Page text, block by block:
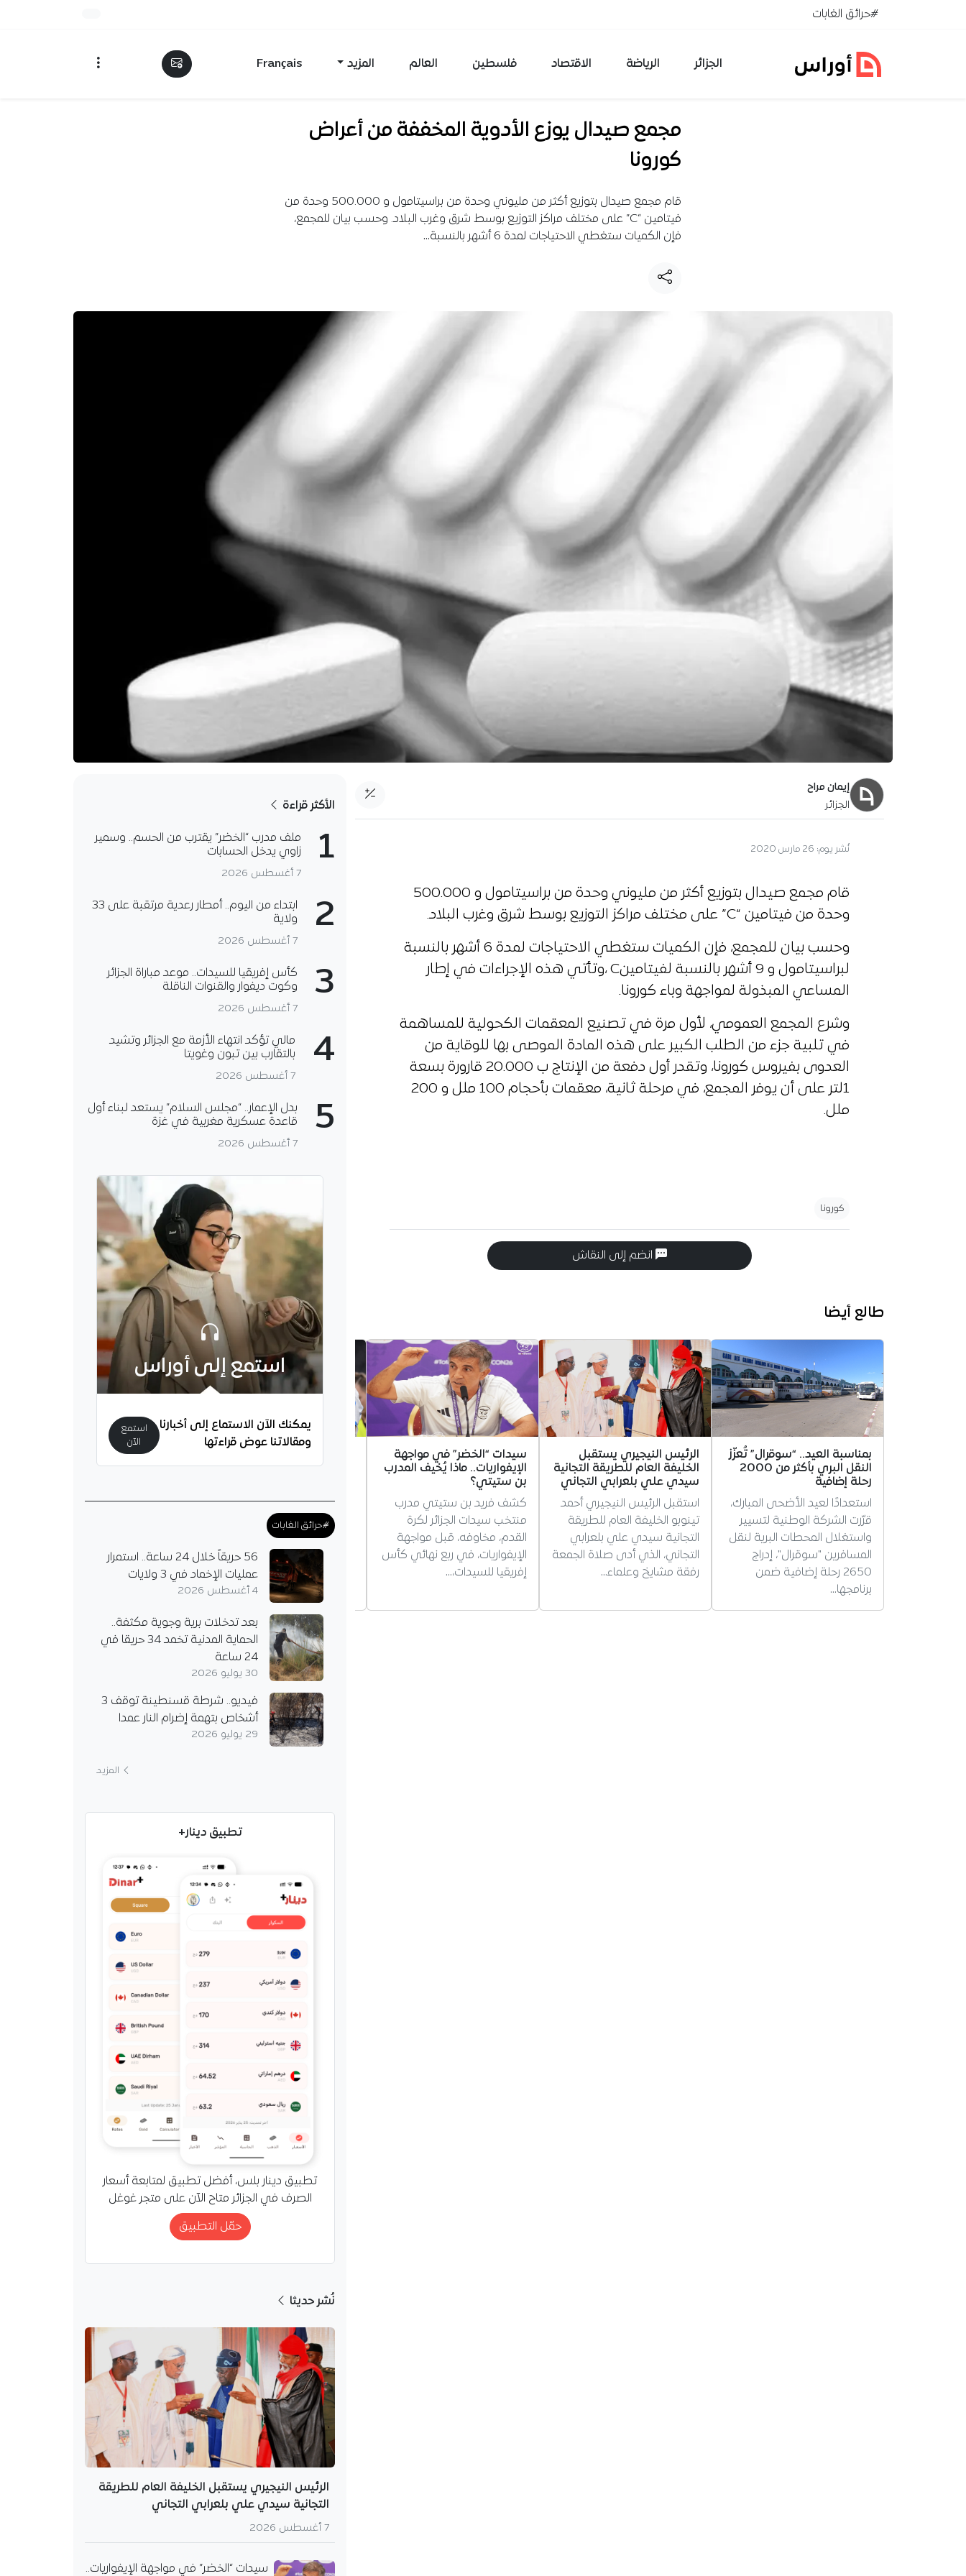
تخطي إلى المحتوى#حرائق الغابات
الجزائر الرياضة الاقتصاد فلسطين العالم المزيد Français
مجمع صيدال يوزع الأدوية المخففة من أعراض
كورونا
قام مجمع صيدال بتوزيع أكثر من مليوني وحدة من براسيتامول و 500.000 وحدة من
فيتامين “C” على مختلف مراكز التوزيع بوسط شرق وغرب البلاد. وحسب بيان للمجمع،
فإن الكميات ستغطي الاحتياجات لمدة 6 أشهر بالنسبة…
إيمان مراح
الجزائر
نُشر يوم: 26 مارس 2020
قام مجمع صيدال بتوزيع أكثر من مليوني وحدة من براسيتامول و 500.000
وحدة من فيتامين “C” على مختلف مراكز التوزيع بوسط شرق وغرب البلاد.
وحسب بيان للمجمع، فإن الكميات ستغطي الاحتياجات لمدة 6 أشهر بالنسبة
لبراسيتامول و 9 أشهر بالنسبة لفيتامينC ،وتأتي هذه الإجراءات في إطار
المساعي المبذولة لمواجهة وباء كورونا.
وشرع المجمع العمومي، لأول مرة في تصنيع المعقمات الكحولية للمساهمة
في تلبية جزء من الطلب الكبير على هذه المادة الموصى بها للوقاية من
العدوى بفيروس كورونا، وتقدر أول دفعة من الإنتاج ب 20.000 قارورة بسعة
1لتر على أن يوفر المجمع، في مرحلة ثانية، معقمات بأحجام 100 ملل و 200
ملل.
كورونا
انضم إلى النقاش
طالع أيضا
بمناسبة العيد.. “سوقرال” تُعزّز
النقل البري بأكثر من 2000
رحلة إضافية
استعدادًا لعيد الأضحى المبارك،
قرّرت الشركة الوطنية لتسيير
واستغلال المحطات البرية لنقل
المسافرين "سوقرال"، إدراج
2650 رحلة إضافية ضمن
برنامجها…
الرئيس النيجيري يستقبل
الخليفة العام للطريقة التجانية
سيدي علي بلعرابي التجاني
استقبل الرئيس النيجيري أحمد
تينوبو الخليفة العام للطريقة
التجانية سيدي علي بلعرابي
التجاني، الذي أدى صلاة الجمعة
رفقة مشايخ وعلماء…
سيدات “الخضر” في مواجهة
الإيفواريات.. ماذا يُخيف المدرب
بن ستيتي؟
كشف فريد بن ستيتي مدرب
منتخب سيدات الجزائر لكرة
القدم، مخاوفه، قبل مواجهة
الإيفواريات، في ربع نهائي كأس
إفريقيا للسيدات،…
مستقبله.. هل يُريد مغادرة
أجاب الدولي الجزائري أمين
غويري، على أسئلة تتعلق
بمستقبله مع مرسيليا، لكن لم
يؤكد بقاءه مع الفريق، بل تحدث
الأكثر قراءة
1
ملف مدرب “الخضر” يقترب من الحسم.. وسمير
زاوي يدخل الحسابات
7 أغسطس 2026
2
ابتداء من اليوم.. أمطار رعدية مرتقبة على 33
ولاية
7 أغسطس 2026
3
كأس إفريقيا للسيدات.. موعد مباراة الجزائر
وكوت ديفوار والقنوات الناقلة
7 أغسطس 2026
4
مالي تؤكد انتهاء الأزمة مع الجزائر وتشيد
بالتقارب بين تبون وغويتا
7 أغسطس 2026
5
بدل الإعمار.. “مجلس السلام” يستعد لبناء أول
قاعدة عسكرية مغربية في غزة
7 أغسطس 2026
استمع إلى أوراس
يمكنك الآن الاستماع إلى أخبارنا
ومقالاتنا عوض قراءتها
استمع
الآن
#حرائق الغابات
56 حريقاً خلال 24 ساعة.. استمرار
عمليات الإخماد في 3 ولايات
4 أغسطس 2026
بعد تدخلات برية وجوية مكثفة..
الحماية المدنية تخمد 34 حريقا في
24 ساعة
30 يوليو 2026
فيديو.. شرطة قسنطينة توقف 3
أشخاص بتهمة إضرام النار عمدا
29 يوليو 2026
المزيد
تطبيق دينار+
تطبيق دينار بلس، أفضل تطبيق لمتابعة أسعار
الصرف في الجزائر متاح الآن على متجر غوغل
حمّل التطبيق
نُشر حديثا
الرئيس النيجيري يستقبل الخليفة العام للطريقة
التجانية سيدي علي بلعرابي التجاني
7 أغسطس 2026
سيدات “الخضر” في مواجهة الإيفواريات..